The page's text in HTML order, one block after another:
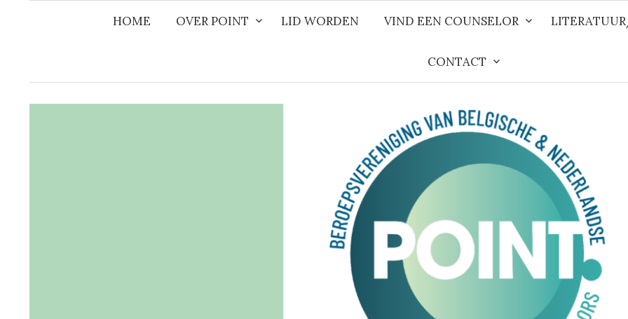
HOME OVER POINT LID WORDEN VIND EEN COUNSELOR
CONTACT